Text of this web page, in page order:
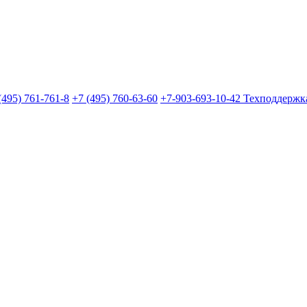
761-761-8 +7 (495) 760-63-60 +7-903-693-10-42